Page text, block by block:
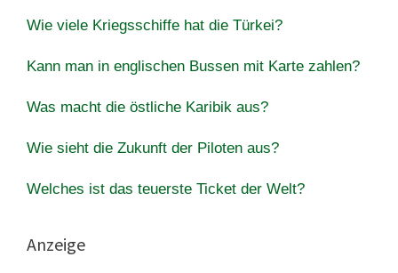
Wie viele Kriegsschiffe hat die Türkei?
Kann man in englischen Bussen mit Karte zahlen?
Was macht die östliche Karibik aus?
Wie sieht die Zukunft der Piloten aus?
Welches ist das teuerste Ticket der Welt?
Anzeige